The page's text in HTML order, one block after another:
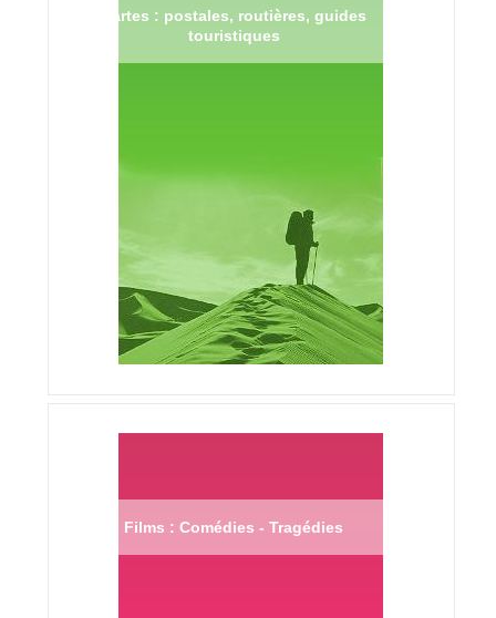
Cartes : postales, routières, guides
touristiques
Films : Comédies - Tragédies